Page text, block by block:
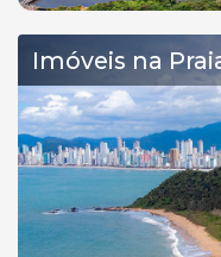
Imóveis na